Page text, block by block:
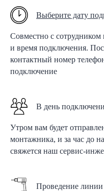
Выберите дату
Совместно с сотрудником
и время подключения.
контактный номер
подключение
В день
Утром вам будет
монтажника, и за час до
свяжется наш сервис-
Проведение линии